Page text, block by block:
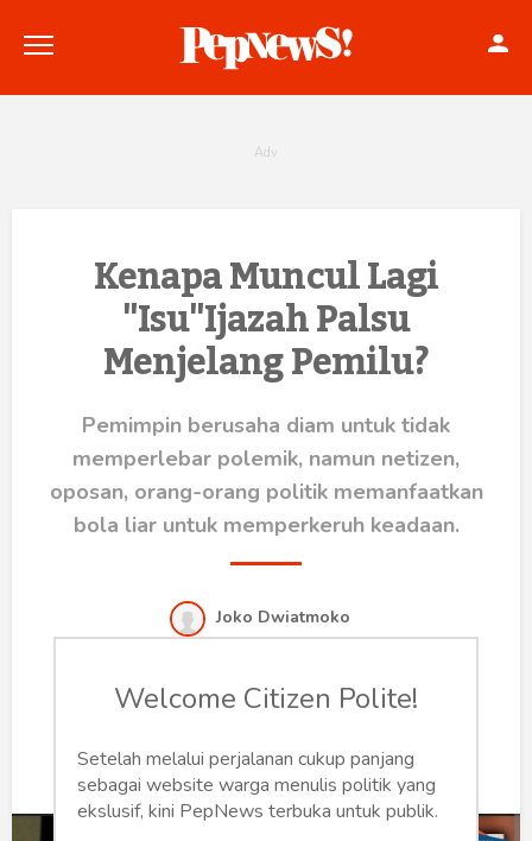
Politik
Konstitusi
Hankam
Internasional
Bisnis
Humaniora
Tekno
Wisata
Wanita
Kenapa Muncul Lagi
"Isu"Ijazah Palsu
Menjelang Pemilu?
Pemimpin berusaha diam untuk tidak
memperlebar polemik, namun netizen,
oposan, orang-orang politik memanfaatkan
bola liar untuk memperkeruh keadaan.
Joko Dwiatmoko
0 270
Welcome Citizen Polite!
Setelah melalui perjalanan cukup panjang
sebagai website warga menulis politik yang
ekslusif, kini PepNews terbuka untuk publik.